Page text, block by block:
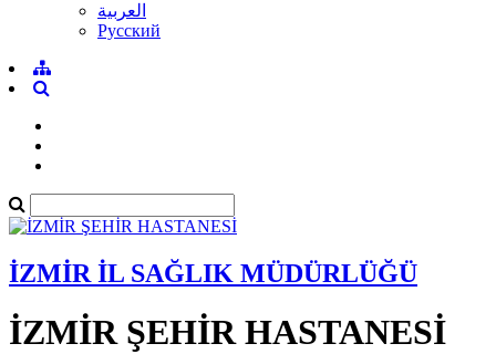
العربية
Pусский
İZMİR İL SAĞLIK MÜDÜRLÜĞÜ
İZMİR ŞEHİR HASTANESİ